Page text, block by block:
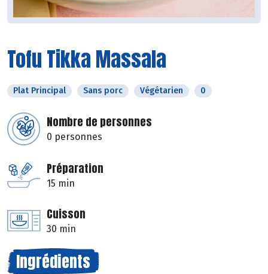
Tofu Tikka Massala
Plat Principal Sans porc Végétarien 0
Nombre de personnes
0 personnes
Préparation
15 min
Cuisson
30 min
Ingrédients